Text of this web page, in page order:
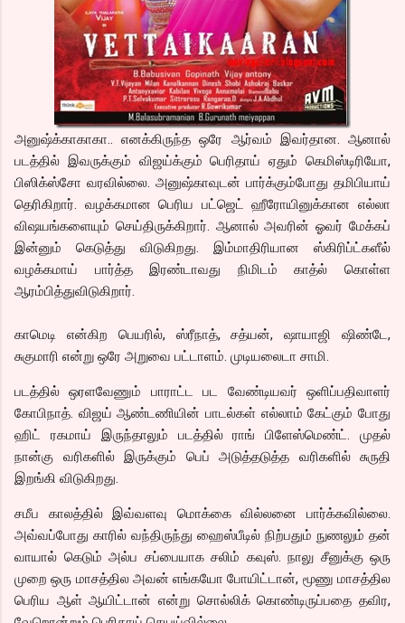
அனுஷ்க்காகாகா.. எனக்கிருந்த ஒரே ஆர்வம் இவர்தான. ஆனால்
படத்தில் இவருக்கும் விஜய்க்கும் பெரிதாய் ஏதும் கெமிஸ்டிரியோ,
பிஸிக்ஸ்சோ வரவில்லை. அனுஷ்காவுடன் பார்க்கும்போது தமிபியாய்
தெரிகிறார். வழக்கமான பெரிய பட்ஜெட் ஹீரோயினுக்கான எல்லா
விஷயங்களையும் செய்திருக்கிறார். ஆனால் அவரின் ஓவர் மேக்கப்
இன்னும் கெடுத்து விடுகிறது. இம்மாதிரியான ஸ்கிரிப்ட்களீல்
வழக்கமாய் பார்த்த இரண்டாவது நிமிடம் காத்ல் கொள்ள
ஆரம்பித்துவிடுகிறார்.
காமெடி என்கிற பெயரில், ஸ்ரீநாத், சத்யன், ஷாயாஜி ஷிண்டே,
சுகுமாரி என்று ஒரே அறுவை பட்டாளம். முடியலைடா சாமி.
படத்தில் ஒரளவேணும் பாராட்ட பட வேண்டியவர் ஒளிப்பதிவாளர்
கோபிநாத். விஜய் ஆண்டணியின் பாடல்கள் எல்லாம் கேட்கும் போது
ஹிட் ரகமாய் இருந்தாலும் படத்தில் ராங் பிளேஸ்மெண்ட். முதல்
நான்கு வரிகளில் இருக்கும் பெப் அடுத்தடுத்த வரிகளில் சுருதி
இறங்கி விடுகிறது.
சமீப காலத்தில் இவ்வளவு மொக்கை வில்லனை பார்க்கவில்லை.
அவ்வப்போது காரில் வந்திருந்து ஹைஸ்பீடில் நிற்பதும் நுணலும் தன்
வாயால் கெடும் அல்ப சப்பையாக சலிம் கவுஸ். நாலு சீனுக்கு ஒரு
முறை ஒரு மாசத்தில அவன் எங்கயோ போயிட்டான், மூணு மாசத்தில
பெரிய ஆள் ஆயிட்டான் என்று சொல்லிக் கொண்டிருப்பதை தவிர,